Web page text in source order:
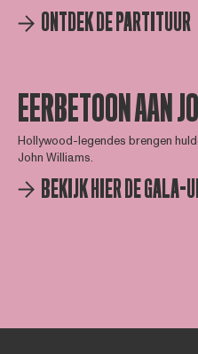
ONTDEK DE PARTITUUR
EERBETOON AAN
Hollywood-legendes brengen
John Williams.
BEKIJK HIER DE GALA-